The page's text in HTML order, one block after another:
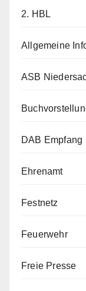
2. HBL
Allgemeine
ASB
DAB Empfang
Ehrenamt
Festnetz
Feuerwehr
Freie Presse